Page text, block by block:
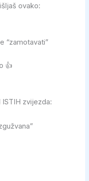
ovako:
“zamotavati”
👍
zvijezda: